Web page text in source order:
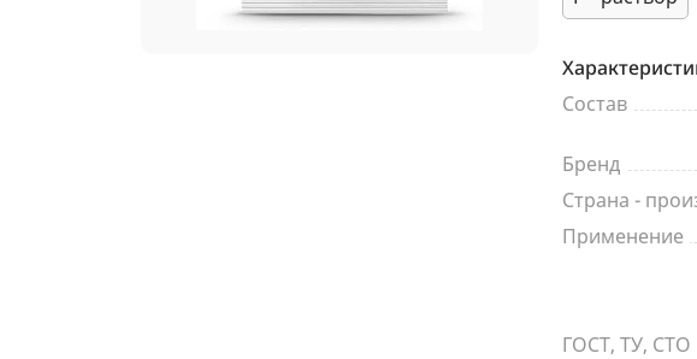
Состав
Бренд
Страна -
Применение
ГОСТ, ТУ, СТО